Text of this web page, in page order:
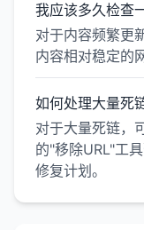
我应该多久检查
对于内容频繁更
内容相对稳定的
如何处理大量死
对于大量死链，
的"移除URL"工
修复计划。